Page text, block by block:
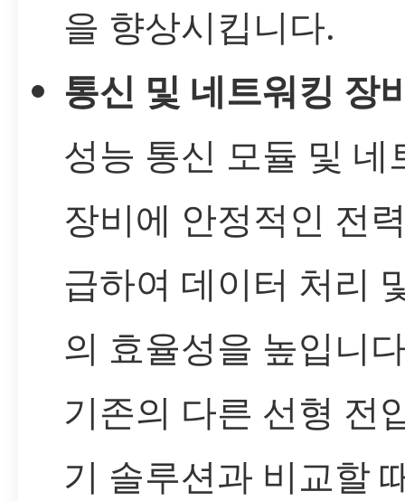
을 향상시킵니다.
통신 및 네트워킹 장
성능 통신 모듈 및 네
장비에 안정적인 전
급하여 데이터 처리
의 효율성을 높입니
기존의 다른 선형 전
기 솔루션과 비교할